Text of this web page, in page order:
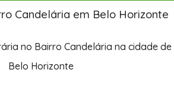
Candelária em Belo Horizonte
no Bairro Candelária na cidade de
Belo Horizonte